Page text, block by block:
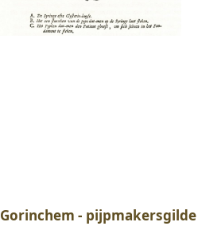
Gorinchem - pijpmakersgilde